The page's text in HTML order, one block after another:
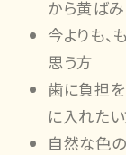
から黄ばみ
今よりも、
思う方
歯に負担
に入れた
自然な色